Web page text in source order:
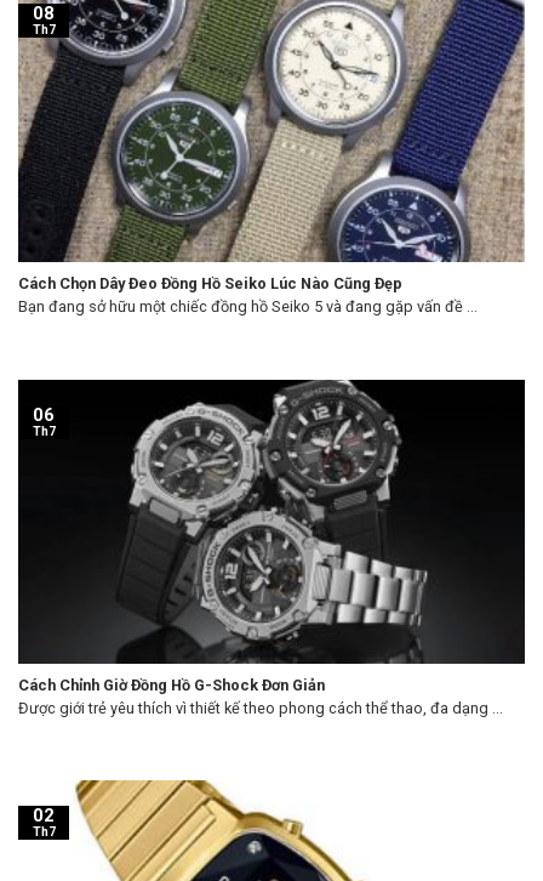
Cách Chọn Dây Đeo Đồng Hồ Seiko Lúc Nào Cũng Đẹp
Bạn đang sở hữu một chiếc đồng hồ Seiko 5 và đang gặp vấn đề ...
08
Th7
Cách Chỉnh Giờ Đồng Hồ G-Shock Đơn Giản
Được giới trẻ yêu thích vì thiết kế theo phong cách thể thao, đa dạng ...
06
Th7
02
Th7